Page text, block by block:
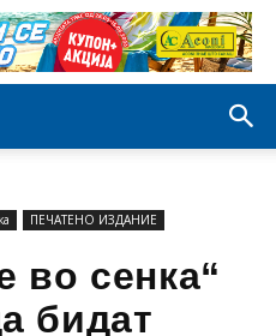
ПЕЧАТЕНО ИЗДАНИЕ
во сенка“
бидат